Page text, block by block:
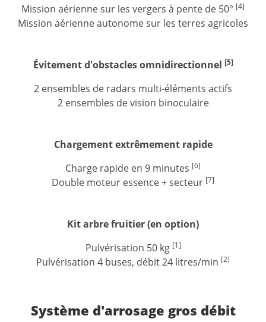
Mission aérienne sur les vergers à pente de 50° [4]
Mission aérienne autonome sur les terres agricoles
Évitement d'obstacles omnidirectionnel [5]
2 ensembles de radars multi-éléments actifs
2 ensembles de vision binoculaire
Chargement extrêmement rapide
Charge rapide en 9 minutes [6]
Double moteur essence + secteur [7]
Kit arbre fruitier (en option)
Pulvérisation 50 kg [1]
Pulvérisation 4 buses, débit 24 litres/min [2]
Système d'arrosage gros débit